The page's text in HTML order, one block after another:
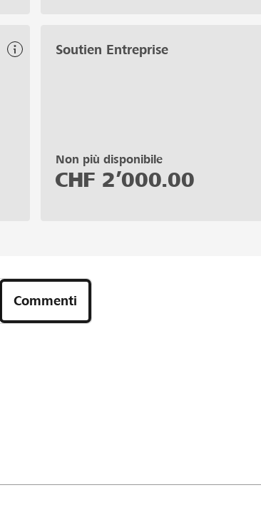
Soutien Entreprise
Non più disponibile
CHF 2’000.00
Commenti